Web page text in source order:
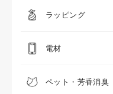
ラッピング
電材
ペット・芳香消臭